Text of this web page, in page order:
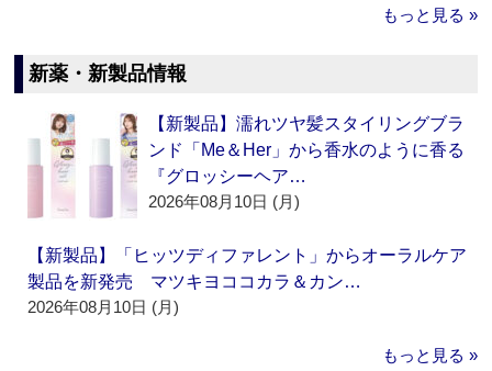
もっと見る »
新薬・新製品情報
【新製品】濡れツヤ髪スタイリングブラ
ンド「Me＆Her」から香水のように香る
『グロッシーヘア…
2026年08月10日 (月)
【新製品】「ヒッツディファレント」からオーラルケア
製品を新発売 マツキヨココカラ＆カン…
2026年08月10日 (月)
もっと見る »